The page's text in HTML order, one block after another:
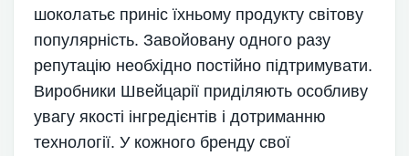
шоколатьє приніс їхньому продукту світову
популярність. Завойовану одного разу
репутацію необхідно постійно підтримувати.
Виробники Швейцарії приділяють особливу
увагу якості інгредієнтів і дотриманню
технології. У кожного бренду свої